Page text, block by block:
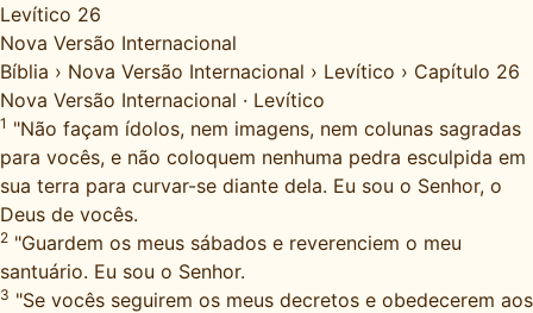
Levítico 26
Nova Versão Internacional
Bíblia › Nova Versão Internacional › Levítico › Capítulo 26
Nova Versão Internacional · Levítico
1 "Não façam ídolos, nem imagens, nem colunas sagradas
para vocês, e não coloquem nenhuma pedra esculpida em
sua terra para curvar-se diante dela. Eu sou o Senhor, o
Deus de vocês.
2 "Guardem os meus sábados e reverenciem o meu
santuário. Eu sou o Senhor.
3 "Se vocês seguirem os meus decretos e obedecerem aos